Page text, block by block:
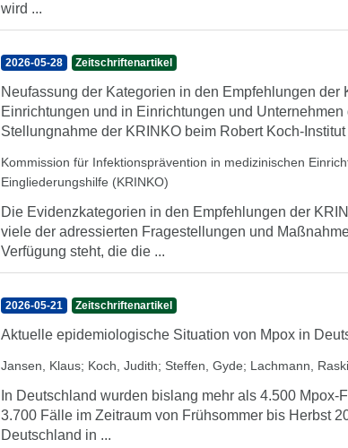
wird ...
2026-05-28 Zeitschriftenartikel
Neufassung der Kategorien in den Empfehlungen
Einrichtungen und in Einrichtungen und
Stellungnahme der KRINKO beim Robert Koch-Institut
Kommission für Infektionsprävention in medizinischen
Eingliederungshilfe (KRINKO)
Die Evidenzkategorien in den Empfehlungen der
viele der adressierten Fragestellungen und
Verfügung steht, die die ...
2026-05-21 Zeitschriftenartikel
Aktuelle epidemiologische Situation von Mpox in
Jansen, Klaus; Koch, Judith; Steffen, Gyde; Lachmann,
In Deutschland wurden bislang mehr als 4.500
3.700 Fälle im Zeitraum von Frühsommer bis Herbst
Deutschland in ...